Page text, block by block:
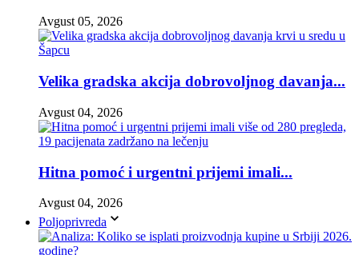
Avgust 05, 2026
Velika gradska akcija dobrovoljnog davanja...
Avgust 04, 2026
Hitna pomoć i urgentni prijemi imali...
Avgust 04, 2026
Poljoprivreda